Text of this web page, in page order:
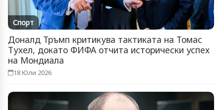
Спорт
Доналд Тръмп критикува тактиката на Томас
Тухел, докато ФИФА отчита исторически успех
на Мондиала
18 Юли 2026